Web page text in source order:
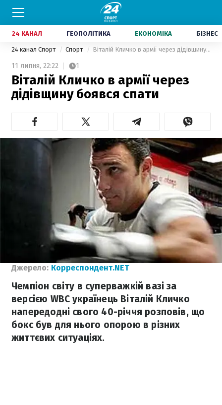
24 КАНАЛ ГЕОПОЛІТИКА ЕКОНОМІКА БІЗНЕС
24 канал Спорт Спорт Віталій Кличко в армії через дідівщину боявся спати
11 липня, 22:22 1
Віталій Кличко в армії через
дідівщину боявся спати
Джерело: Корреспондент.NET
Чемпіон світу в суперважкій вазі за
версією WBC українець Віталій Кличко
напередодні свого 40-річчя розповів, що
бокс був для нього опорою в різних
життєвих ситуаціях.